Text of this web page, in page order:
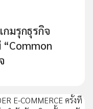
กมรุกธุรกิจ